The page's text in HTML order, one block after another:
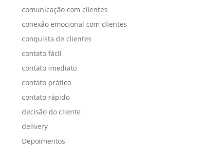
comunicação com clientes
conexão emocional com clientes
conquista de clientes
contato fácil
contato imediato
contato prático
contato rápido
decisão do cliente
delivery
Depoimentos